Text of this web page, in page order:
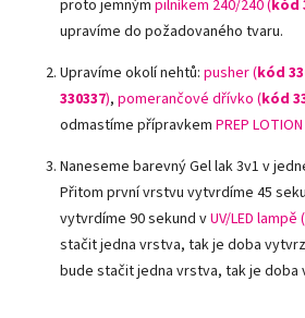
proto jemným pilníkem 240/240 (kód
upravíme do požadovaného tvaru.
Upravíme okolí nehtů: pusher (kód
330337), pomerančové dřívko (kód
odmastíme přípravkem PREP
Naneseme barevný Gel lak 3v1 v
Přitom první vrstvu vytvrdíme 45
vytvrdíme 90 sekund vUV/LED lampě (
stačit jedna vrstva, tak je doba
bude stačit jedna vrstva, tak je doba